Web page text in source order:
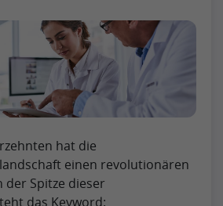
hat die
einen revolutionären
der Spitze dieser
das Keyword: